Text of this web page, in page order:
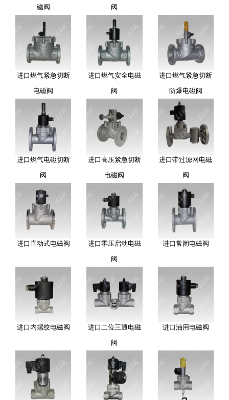
磁阀
阀
进口燃气紧急切断
电磁阀
进口燃气安全电磁
阀
进口燃气紧急切断
防爆电磁阀
进口燃气电磁切断
阀
进口高压紧急切断
电磁阀
进口带过滤网电磁
阀
进口直动式电磁阀
进口零压启动电磁
阀
进口常闭电磁阀
进口内螺纹电磁阀
进口二位三通电磁
阀
进口油用电磁阀